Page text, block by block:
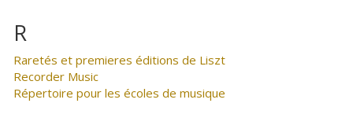
R
Raretés et premieres éditions de Liszt
Recorder Music
Répertoire pour les écoles de musique